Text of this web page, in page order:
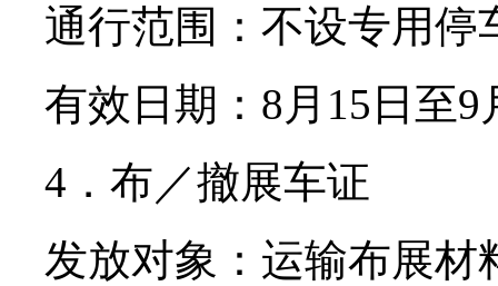
通行范围：不设专用停
有效日期：8月15日至9
4．布／撤展车证
发放对象：运输布展材